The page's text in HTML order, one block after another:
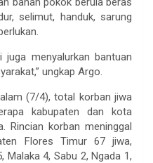
selimut, handuk, sarung
juga menyalurkan bantuan
ungkap Argo.
(7/4), total korban jiwa
kabupaten dan kota
Rincian korban meninggal
Flores Timur 67 jiwa,
Malaka 4, Sabu 2, Ngada 1,